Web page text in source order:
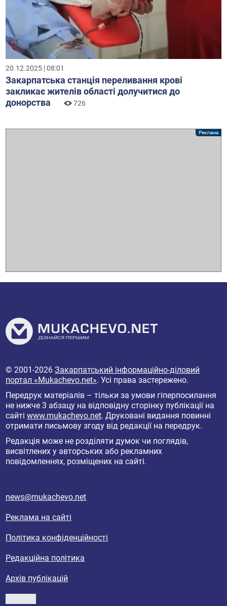
20.12.2025 | 08:01
Закарпатська станція переливання крові
закликає жителів області долучитися до
донорства
726
© 2001-2026Закарпатський інформаційно-діловий
портал «Mukachevo.net». Усі права застережено.
Передрук матеріалів – тільки за умови гіперпосилання
не нижче 3 абзацу на відповідну сторінку публікації на
сайтіwww.mukachevo.net. Друковані видання повинні
отримати письмову згоду від редакції на передрук.
Редакція може не розділяти думок чи поглядів,
висвітлених у авторських або рекламних
повідомленнях, розміщених на сайті.
news@mukachevo.net
Реклама на сайті
Політика конфіденційності
Редакційна політика
Архів публікацій